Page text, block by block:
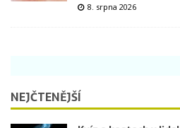
8. srpna 2026
NEJČTENĚJŠÍ